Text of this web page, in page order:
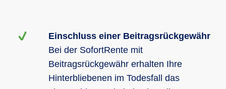
Einschluss einer Beitragsrückgewähr
Bei der SofortRente mit
Beitragsrückgewähr erhalten Ihre
Hinterbliebenen im Todesfall das